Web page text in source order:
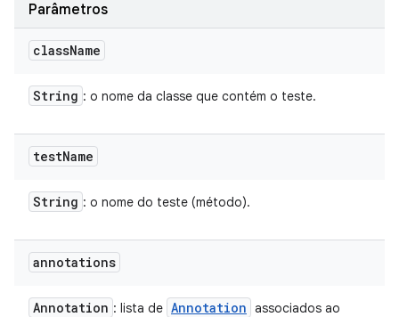
Parâmetros
className
String : o nome da classe que contém o teste.
testName
String : o nome do teste (método).
annotations
Annotation : lista de Annotation associados ao